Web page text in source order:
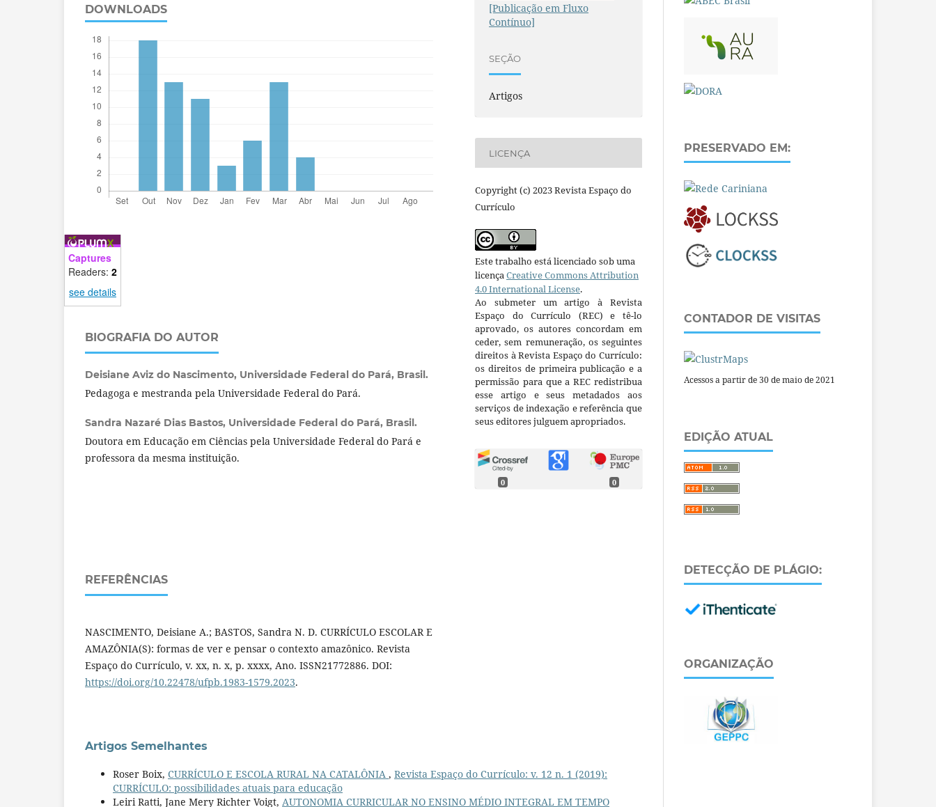
DOWNLOADS
Captures
Readers: 2
see details
BIOGRAFIA DO AUTOR
Deisiane Aviz do Nascimento, Universidade Federal do Pará, Brasil.
Pedagoga e mestranda pela Universidade Federal do Pará.
Sandra Nazaré Dias Bastos, Universidade Federal do Pará, Brasil.
Doutora em Educação em Ciências pela Universidade Federal do Pará e
professora da mesma instituição.
REFERÊNCIAS
NASCIMENTO, Deisiane A.; BASTOS, Sandra N. D. CURRÍCULO ESCOLAR E
AMAZÔNIA(S): formas de ver e pensar o contexto amazônico. Revista
Espaço do Currículo, v. xx, n. x, p. xx­xx, Ano. ISSN2177­2886. DOI:
https://doi.org/10.22478/ufpb.1983-1579.2023.
[Publicação em Fluxo
Contínuo]
SEÇÃO
Artigos
LICENÇA
Copyright (c) 2023 Revista Espaço do
Currículo
Este trabalho está licenciado sob uma
licençaCreative Commons Attribution
4.0 International License.
Ao submeter um artigo à Revista
Espaço do Currículo (REC) e tê-lo
aprovado, os autores concordam em
ceder, sem remuneração, os seguintes
direitos à Revista Espaço do Currículo:
os direitos de primeira publicação e a
permissão para que a REC redistribua
esse artigo e seus metadados aos
serviços de indexação e referência que
seus editores julguem apropriados.
0 0
Artigos Semelhantes
Roser Boix, CURRÍCULO E ESCOLA RURAL NA CATALÔNIA , Revista Espaço do Currículo: v. 12 n. 1 (2019):
CURRÍCULO: possibilidades atuais para educação
Leiri Ratti, Jane Mery Richter Voigt, AUTONOMIA CURRICULAR NO ENSINO MÉDIO INTEGRAL EM TEMPO
PRESERVADO EM:
CONTADOR DE VISITAS
Acessos a partir de 30 de maio de 2021
EDIÇÃO ATUAL
DETECÇÃO DE PLÁGIO:
ORGANIZAÇÃO